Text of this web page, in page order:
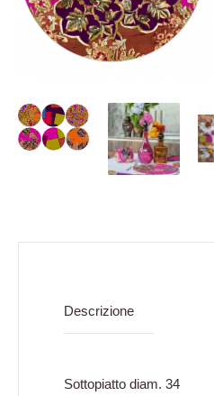
Descrizione
Sottopiatto diam. 34